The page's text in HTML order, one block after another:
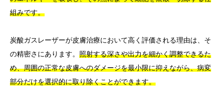
組みです。
炭酸ガスレーザーが皮膚治療において高く評価される理由は、そ
の精密さにあります。 照射する深さや出力を細かく調整できるた
め、周囲の正常な皮膚へのダメージを最小限に抑えながら、病変
部分だけを選択的に取り除くことができます。